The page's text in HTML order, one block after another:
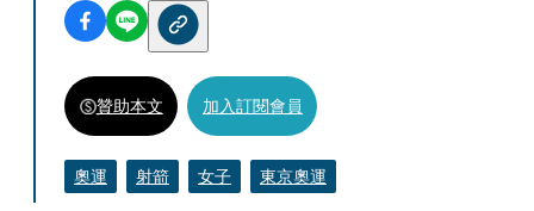
贊助本文 加入訂閱會員
奧運 射箭 女子 東京奧運